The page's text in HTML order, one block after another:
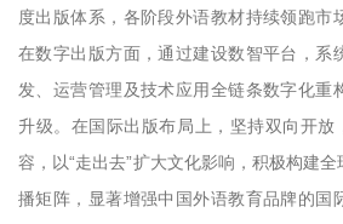
度出版体系，各阶段外语教材持续领跑市
在数字出版方面，通过建设数智平台，系
发、运营管理及技术应用全链条数字化重
升级。在国际出版布局上，坚持双向开放
容，以“走出去”扩大文化影响，积极构建
播矩阵，显著增强中国外语教育品牌的国